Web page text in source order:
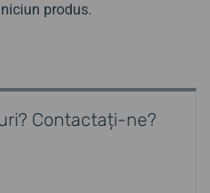
produs.
Contactați-ne?